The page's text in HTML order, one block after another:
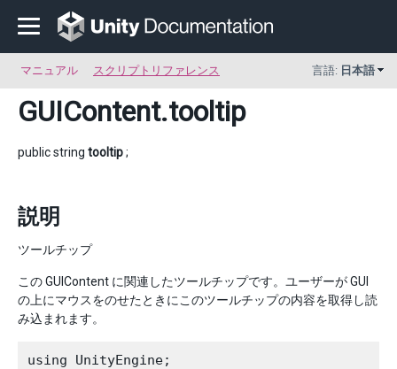
マニュアル スクリプトリファレンス 言語: 日本語
GUIContent.tooltip
public string tooltip;
説明
ツールチップ
この GUIContent に関連したツールチップです。ユーザーが GUI
の上にマウスをのせたときにこのツールチップの内容を取得し読
み込まれます。
using UnityEngine;